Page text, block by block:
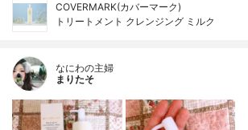
COVERMARK(カバーマーク)
トリートメント クレンジング ミルク
なにわの主婦
まりたそ